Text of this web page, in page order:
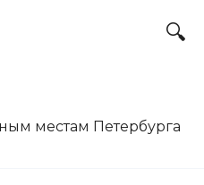
местам Петербурга